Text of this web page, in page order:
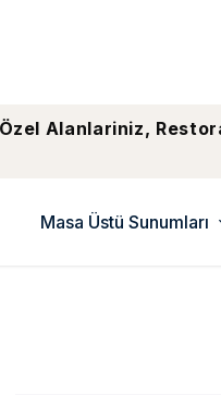
Alanlariniz,
Masa Üstü Sunumları